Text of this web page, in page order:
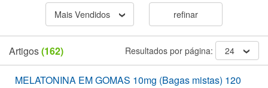
Mais Vendidos refinar
Artigos(162) Resultados por página: 24
MELATONINA EM GOMAS 10mg (Bagas mistas) 120